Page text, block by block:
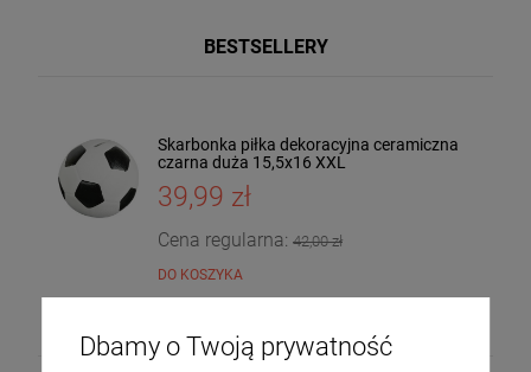
BESTSELLERY
Skarbonka piłka dekoracyjna ceramiczna
czarna duża 15,5x16 XXL
39,99 zł
Cena regularna: 42,00 zł
DO KOSZYKA
Taca dekoracyjna drewniana drzewo
mango 4x30x20 185559
36,00 zł
DO KOSZYKA
Dbamy o Twoją prywatność